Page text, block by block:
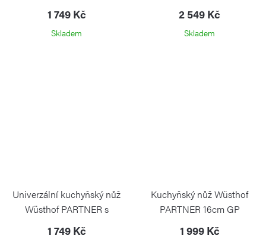
WÜSTHOF
1 749 Kč
Skladem
WÜSTHOF
2 549 Kč
Skladem
Univerzální kuchyňský nůž
Wüsthof PARTNER s
vlnkovaným ostřím 14cm GP
1 749 Kč
Kuchyňský nůž Wüsthof
PARTNER 16cm GP
WÜSTHOF
1 999 Kč